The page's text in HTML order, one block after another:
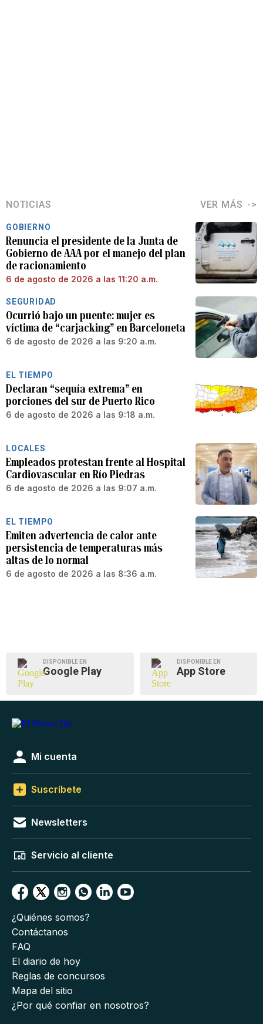
NOTICIAS VER MÁS
GOBIERNO
Renuncia el presidente de la Junta de
Gobierno de AAA por el manejo del plan
de racionamiento
6 de agosto de 2026 a las 11:20 a.m.
SEGURIDAD
Ocurrió bajo un puente: mujer es
víctima de “carjacking” en Barceloneta
6 de agosto de 2026 a las 9:20 a.m.
EL TIEMPO
Declaran “sequía extrema” en
porciones del sur de Puerto Rico
6 de agosto de 2026 a las 9:18 a.m.
LOCALES
Empleados protestan frente al Hospital
Cardiovascular en Río Piedras
6 de agosto de 2026 a las 9:07 a.m.
EL TIEMPO
Emiten advertencia de calor ante
persistencia de temperaturas más
altas de lo normal
6 de agosto de 2026 a las 8:36 a.m.
DISPONIBLE EN
Google Play
DISPONIBLE EN
App Store
Mi cuenta
Suscríbete
Newsletters
Servicio al cliente
¿Quiénes somos?
Contáctanos
FAQ
El diario de hoy
Reglas de concursos
Mapa del sitio
¿Por qué confiar en nosotros?